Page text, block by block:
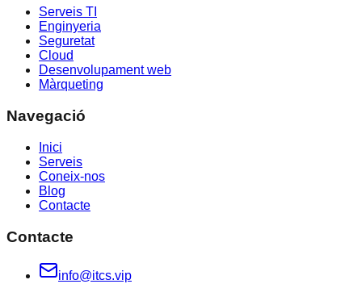
Serveis TI
Enginyeria
Seguretat
Cloud
Desenvolupament web
Màrqueting
Navegació
Inici
Serveis
Coneix-nos
Blog
Contacte
Contacte
info@itcs.vip